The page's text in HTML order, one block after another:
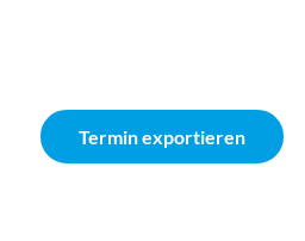
Termin exportieren